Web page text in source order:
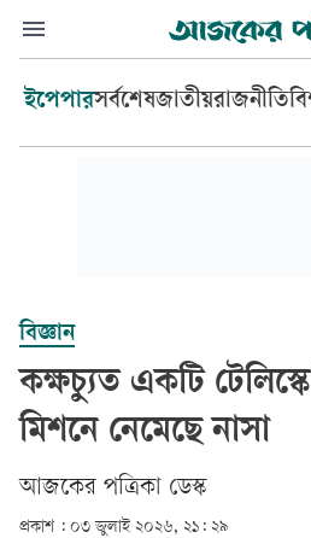
ইপেপারসর্বশেষজাতীয়রাজনীতি
বিজ্ঞান
কক্ষচ্যুত একটি
মিশনে নেমেছে নাসা
আজকের পত্রিকা ডেস্ক­
প্রকাশ : ০৩ জুলাই ২০২৬, ২১: ২৯